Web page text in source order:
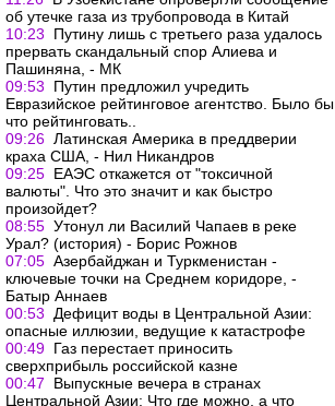
об утечке газа из трубопровода в Китай
10:23
Путину лишь с третьего раза удалось
прервать скандальный спор Алиева и
Пашиняна, - МК
09:53
Путин предложил учредить
Евразийское рейтинговое агентство. Было бы
что рейтинговать..
09:26 Латинская Америка в преддверии
краха США, - Нил Никандров
09:25 ЕАЭС откажется от "токсичной
валюты". Что это значит и как быстро
произойдет?
08:55 Утонул ли Василий Чапаев в реке
Урал? (история) - Борис Рожнов
07:05 Азербайджан и Туркменистан -
ключевые точки на Среднем коридоре, -
Батыр Аннаев
00:53
Дефицит воды в Центральной Азии:
опасные иллюзии, ведущие к катастрофе
00:49 Газ перестает приносить
сверхприбыль российской казне
00:47
Выпускные вечера в странах
Центральной Азии: Что где можно, а что